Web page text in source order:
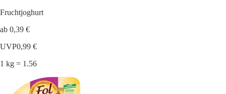
Fruchtjoghurt
ab 0,39 €
UVP0,99 €
1 kg = 1.56